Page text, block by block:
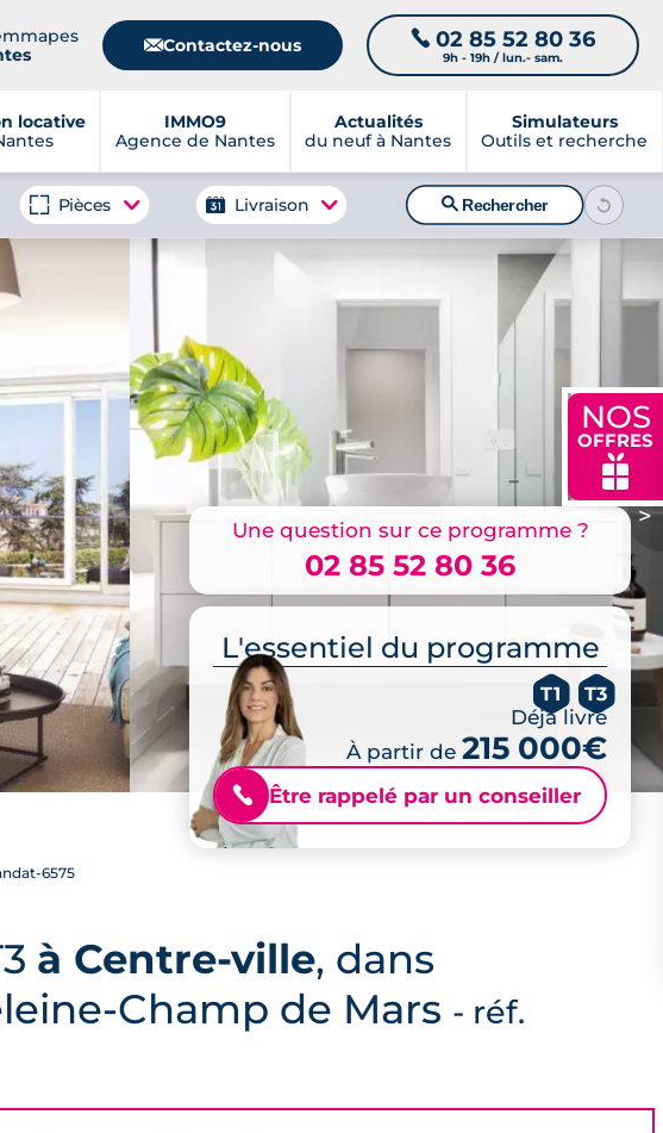
📧Contactez-nous 📞 02 85 52 80 36
9h - 19h / lun.- sam.
locative
IMMO9
Agence de Nantes
Actualités
du neuf à Nantes
Simulateurs
Outils et recherche
NOS
OFFRES
🎁
Pièces Livraison 🔍Rechercher
>
Une question sur ce programme ?
02 85 52 80 36
L'essentiel du programme
T1 T3
Déjà livré
À partir de 215 000€
📞 Être rappelé par un conseiller
6575
à Centre-ville, dans
Champ de Mars - réf.